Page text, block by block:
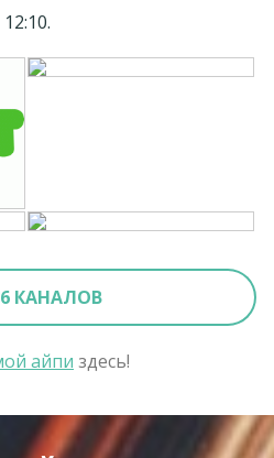
12:10.
КАНАЛОВ
айпи здесь!